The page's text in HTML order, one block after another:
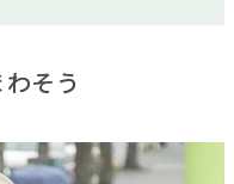
そう